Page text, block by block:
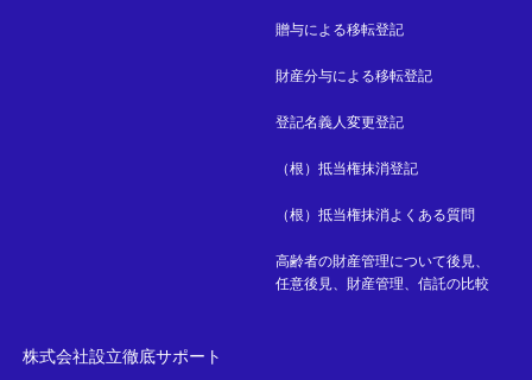
贈与による移転登記
財産分与による移転登記
登記名義人変更登記
（根）抵当権抹消登記
（根）抵当権抹消よくある質問
高齢者の財産管理について後見、
任意後見、財産管理、信託の比較
株式会社設立徹底サポート